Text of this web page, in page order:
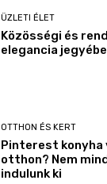
ÜZLETI ÉLET
Közösségi és
elegancia
OTTHON ÉS KERT
Pinterest konyha
otthon? Nem
indulunk ki